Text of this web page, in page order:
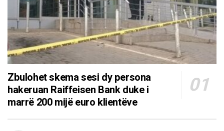
Zbulohet skema sesi dy persona
hakeruan Raiffeisen Bank duke i
marrë 200 mijë euro klientëve